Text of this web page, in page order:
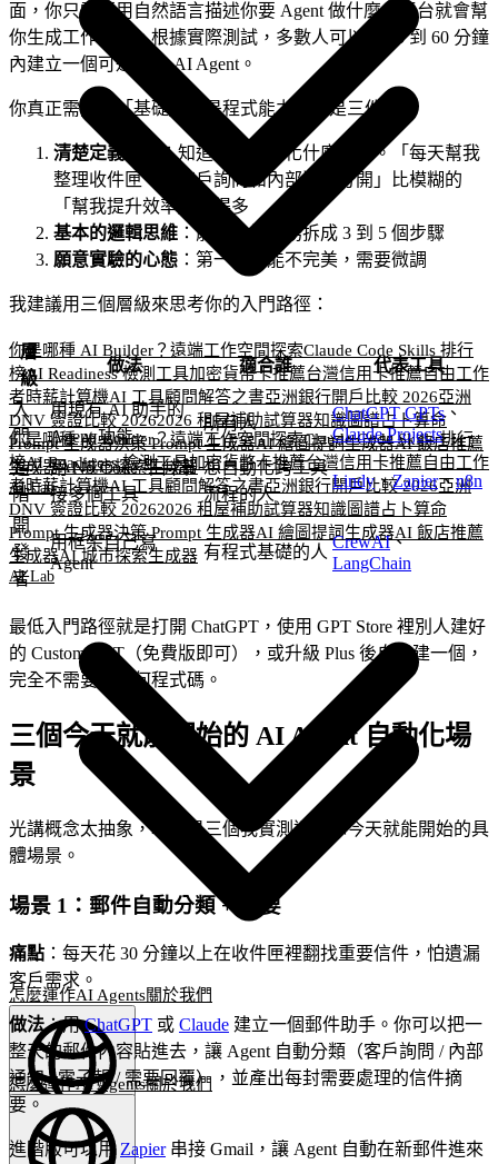
你是哪種 AI Builder？ 遠端工作空間探索Claude Code Skills 排行
榜AI Readiness 檢測工具加密貨幣卡推薦台灣信用卡推薦自由工作
者時薪計算機AI 工具顧問解答之書亞洲銀行開戶比較 2026亞洲
DNV 簽證比較 20262026 租屋補助試算器知識圖譜占卜算命
Prompt 生成器決策 Prompt 生成器AI 繪圖提詞生成器AI 飯店推薦
生成器AI 城市探索生成器
AI Lab
怎麼運作AI Agents關於我們
繁體中文 ZH)ZH
你是哪種 AI Builder？遠端工作空間探索Claude Code Skills 排行
榜AI Readiness 檢測工具加密貨幣卡推薦台灣信用卡推薦 自由工作
者時薪計算機AI 工具顧問解答之書亞洲銀行開戶比較 2026亞洲
DNV 簽證比較 20262026 租屋補助試算器知識圖譜占卜算命
Prompt 生成器決策 Prompt 生成器AI 繪圖提詞生成器AI 飯店推薦
生成器AI 城市探索生成器
AI Lab
怎麼運作AI Agents關於我們
面，你只需要用自然語言描述你要 Agent 做什麼，平台就會幫
你生成工作流程。根據實際測試，多數人可以在 15 到 60 分鐘
內建立一個可運作的 AI Agent。
你真正需要的「基礎」不是程式能力，而是三件事：
清楚定義問題
：知道你想自動化什麼任務。「每天幫我
整理收件匣，把客戶詢問和內部通知分開」比模糊的
「幫我提升效率」好得多
基本的邏輯思維 ：能把一個任務拆成 3 到 5 個步驟
願意實驗的心態 ：第一次可能不完美，需要微調
我建議用三個層級來思考你的入門路徑：
層
級
做法 適合誰 代表工具
入
門
用現有 AI 助手的
Agent 功能
所有人
ChatGPT GPTs、
Claude Projects
進
階
用 No-Code 平台串
接多個工具
想自動化跨工具
流程的人
Lindy、Zapier、n8n
開
發
者
用框架自己寫
Agent
有程式基礎的人
CrewAI、
LangChain
最低入門路徑就是打開 ChatGPT，使用 GPT Store 裡別人建好
的 Custom GPT（免費版即可），或升級 Plus 後自己建一個，
完全不需要寫任何程式碼。
三個今天就能開始的 AI Agent 自動化場
景
光講概念太抽象，以下是三個我實測過、你今天就能開始的具
體場景。
場景 1：郵件自動分類 + 摘要
痛點 ：每天花 30 分鐘以上在收件匣裡翻找重要信件，怕遺漏
客戶需求。
做法：用ChatGPT 或 Claude 建立一個郵件助手。你可以把一
整天的郵件內容貼進去，讓 Agent 自動分類（客戶詢問 / 內部
通知 / 電子報 / 需要回覆），並產出每封需要處理的信件摘
要。
進階版可以用 Zapier串接 Gmail，讓 Agent 自動在新郵件進來